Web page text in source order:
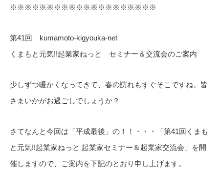
※※※※※※※※※※※※※※※※※※※※
第41回 kumamoto-kigyouka-net
くまもと元気!!起業家ねっと セミナー＆交流会のご案内
少しずつ暖かくなってきて、春の訪れもすぐそこですね。皆
さまいかがお過ごしでしょうか？
さてなんと今回は「平成最後」の！！・・・「第41回くまも
と元気!!起業家ねっと 起業家セミナー＆起業家交流会」を開
催しますので、ご案内を下記のとおり申し上げます。